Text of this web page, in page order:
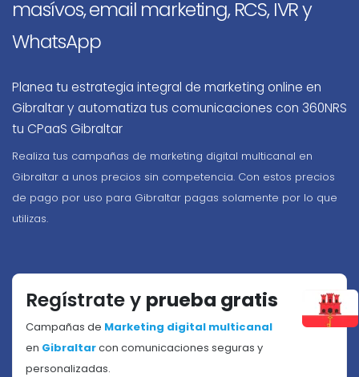
masívos, email marketing, RCS, IVR y
WhatsApp
Planea tu estrategia integral de marketing online en
Gibraltar y automatiza tus comunicaciones con 360NRS
tu CPaaS Gibraltar
Realiza tus campañas de marketing digital multicanal en
Gibraltar a unos precios sin competencia. Con estos precios
de pago por uso para Gibraltar pagas solamente por lo que
utilizas.
Regístrate y prueba gratis
Campañas de Marketing digital multicanal
en Gibraltarcon comunicaciones seguras y
personalizadas.